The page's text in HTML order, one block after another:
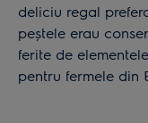
deliciu regal
peştele erau
ferite de
pentru fermele din